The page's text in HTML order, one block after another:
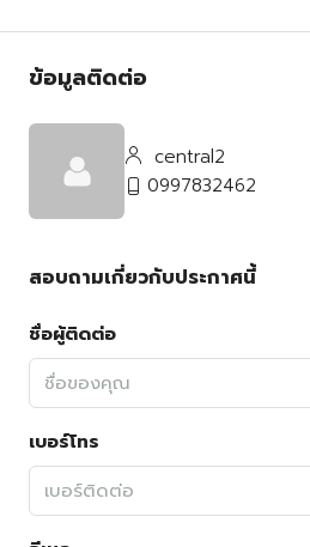
ข้อมูลติดต่อ
central2
0997832462
สอบถามเกี่ยวกับประกาศนี้
ชื่อผู้ติดต่อ
เบอร์โทร